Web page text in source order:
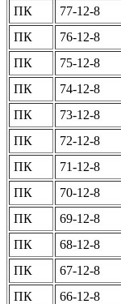
ПК
77-12-8
ПК
76-12-8
ПК
75-12-8
ПК
74-12-8
ПК
73-12-8
ПК
72-12-8
ПК
71-12-8
ПК
70-12-8
ПК
69-12-8
ПК
68-12-8
ПК
67-12-8
ПК
66-12-8